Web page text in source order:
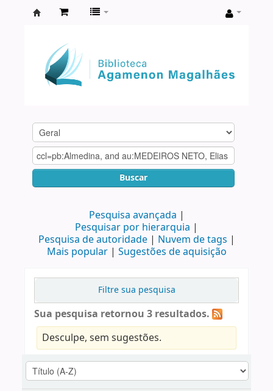
Agamenon
Magalhães
Buscar
Pesquisa avançada
Pesquisar por hierarquia
Pesquisa de autoridade
Nuvem de tags
Mais popular
Sugestões de aquisição
Filtre sua pesquisa
Sua pesquisa retornou 3 resultados.
Desculpe, sem sugestões.